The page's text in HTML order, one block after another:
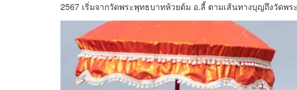
2567 เริ่มจากวัดพระพุทธบาทห้วยต้ม อ.ลี้ ตามเส้นทางบุญถึงวัดพ